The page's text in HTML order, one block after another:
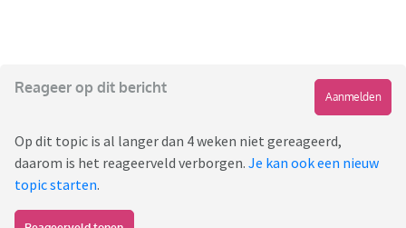
Reageer op dit bericht
Aanmelden
Op dit topic is al langer dan 4 weken niet gereageerd,
daarom is het reageerveld verborgen. Je kan ook een nieuw
topic starten.